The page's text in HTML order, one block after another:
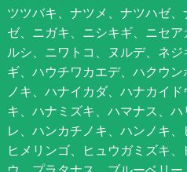
ツツバキ、ナツメ、ナツハゼ
ゼ、ニガキ、ニシキギ、ニセ
ルシ、ニワトコ、ヌルデ、ネ
ギ、ハウチワカエデ、ハクウ
ノキ、ハナイカダ、ハナカイ
キ、ハナミズキ、ハマナス、
レ、ハンカチノキ、ハンノキ、
ヒメリンゴ、ヒュウガミズキ